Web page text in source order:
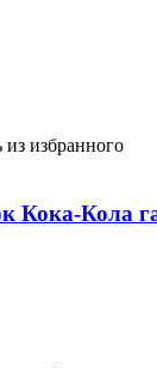
из избранного
Кока-Кола